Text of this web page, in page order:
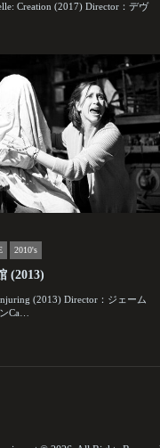
Creation (2017) Director：デヴ
2010's
(2013)
(2013) Director：ジェーム
Ca…